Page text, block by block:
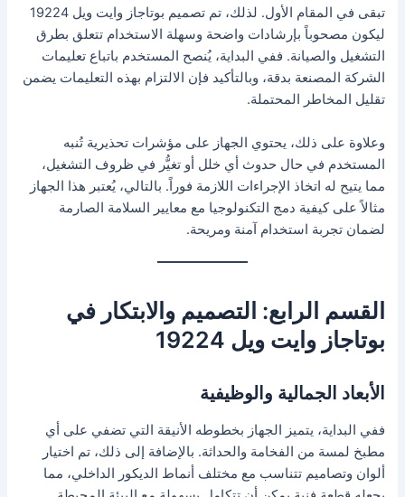
تبقى في المقام الأول. لذلك، تم تصميم بوتاجاز وايت ويل 19224
ليكون مصحوباً بإرشادات واضحة وسهلة الاستخدام تتعلق بطرق
التشغيل والصيانة. ففي البداية، يُنصح المستخدم باتباع تعليمات
الشركة المصنعة بدقة، وبالتأكيد فإن الالتزام بهذه التعليمات يضمن
تقليل المخاطر المحتملة.
وعلاوة على ذلك، يحتوي الجهاز على مؤشرات تحذيرية تُنبه
المستخدم في حال حدوث أي خلل أو تغيُّر في ظروف التشغيل،
مما يتيح له اتخاذ الإجراءات اللازمة فوراً. بالتالي، يُعتبر هذا الجهاز
مثالاً على كيفية دمج التكنولوجيا مع معايير السلامة الصارمة
لضمان تجربة استخدام آمنة ومريحة.
القسم الرابع: التصميم والابتكار في
بوتاجاز وايت ويل 19224
الأبعاد الجمالية والوظيفية
ففي البداية، يتميز الجهاز بخطوطه الأنيقة التي تضفي على أي
مطبخ لمسة من الفخامة والحداثة. بالإضافة إلى ذلك، تم اختيار
ألوان وتصاميم تتناسب مع مختلف أنماط الديكور الداخلي، مما